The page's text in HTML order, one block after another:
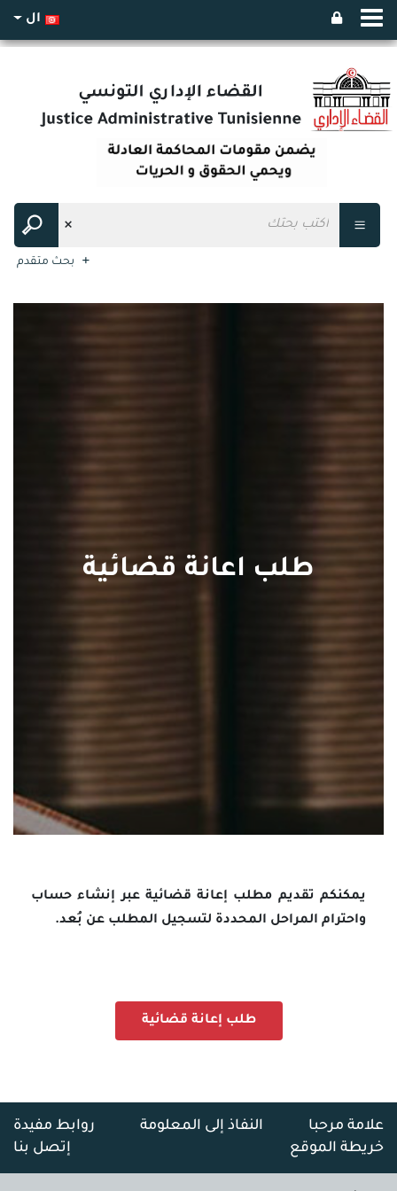
ال
بحث متقدم
طلب اعانة قضائية
يمكنكم تقديم مطلب إعانة قضائية عبر إنشاء حساب
واحترام المراحل المحددة لتسجيل المطلب عن بُعد.
طلب إعانة قضائية
علامة مرحبا النفاذ إلى المعلومة
روابط مفيدة
خريطة الموقع
إتصل بنا